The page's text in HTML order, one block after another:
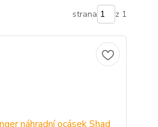
strana z 1